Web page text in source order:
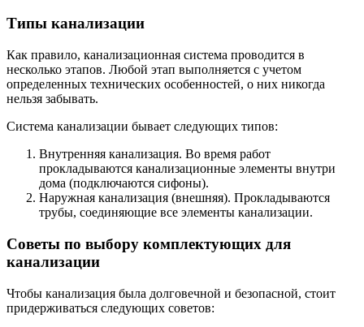
Типы канализации
Как правило, канализационная система проводится в
несколько этапов. Любой этап выполняется с учетом
определенных технических особенностей, о них никогда
нельзя забывать.
Система канализации бывает следующих типов:
Внутренняя канализация. Во время работ
прокладываются канализационные элементы внутри
дома (подключаются сифоны).
Наружная канализация (внешняя). Прокладываются
трубы, соединяющие все элементы канализации.
Советы по выбору комплектующих для
канализации
Чтобы канализация была долговечной и безопасной, стоит
придерживаться следующих советов: